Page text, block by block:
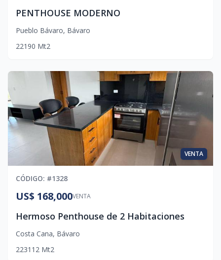
PENTHOUSE MODERNO
Pueblo Bávaro, Bávaro
22190 Mt2
VENTA
CÓDIGO: #1328
VENTA
US$ 168,000
Hermoso Penthouse de 2 Habitaciones
Costa Cana, Bávaro
223112 Mt2